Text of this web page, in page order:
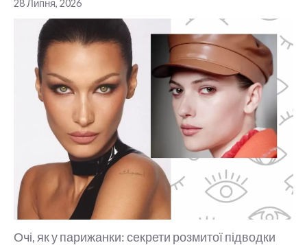
28 Липня, 2026
Очі, як у парижанки: секрети розмитої підводки